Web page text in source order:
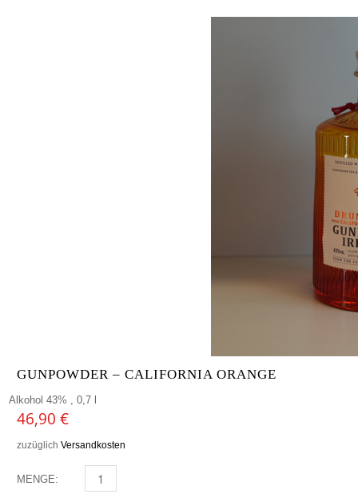
GUNPOWDER – CALIFORNIA ORANGE
Alkohol 43% , 0,7 l
46,90 €
zuzüglich Versandkosten
MENGE: GUNPOWDER - CALIFORNIA ORANGE MENGE